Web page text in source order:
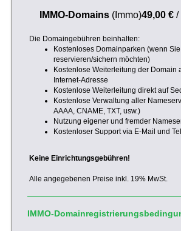
IMMO-Domains(Immo)49,00 €/
Die Domaingebühren beinhalten:
Kostenloses Domainparken (wenn
reservieren/sichern möchten)
Kostenlose Weiterleitung der Domain
Internet-Adresse
Kostenlose Weiterleitung direkt auf
Kostenlose Verwaltung aller
AAAA, CNAME, TXT, usw.)
Nutzung eigener und fremder
Kostenloser Support via E-Mail und
Keine Einrichtungsgebühren!
Alle angegebenen Preise inkl. 19% MwSt.
IMMO-